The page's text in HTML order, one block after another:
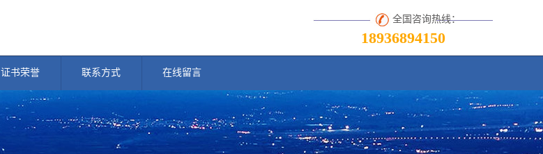
全国咨询热线：
18936894150
证书荣誉 联系方式 在线留言